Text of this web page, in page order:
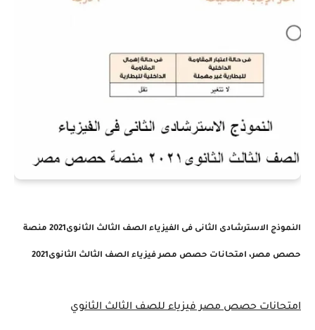
النموذج الاسترشادى الثانى فى الفيزياء الصف الثالث الثانوى2021 منصة
حصص مصر، امتحانات حصص مصر فيزياء الصف الثالث الثانوى2021
امتحانات حصص مصر فيزياء للصف الثالث الثانوي